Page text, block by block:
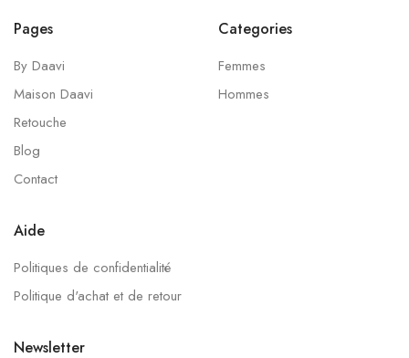
Pages
By Daavi
Maison Daavi
Retouche
Blog
Contact
Categories
Femmes
Hommes
Aide
Politiques de confidentialité
Politique d'achat et de retour
Newsletter